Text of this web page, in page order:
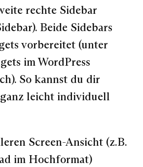
rechte Sidebar
Beide Sidebars
vorbereitet (unter
im WordPress
So kannst du dir
leicht individuell
Screen-Ansicht (z.B.
im Hochformat)